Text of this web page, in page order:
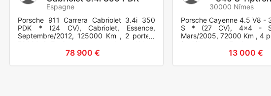
Espagne
Porsche 911 Carrera Cabriolet 3.4i 350
PDK * (24 CV), Cabriolet, Essence,
Septembre/2012, 125000 Km , 2 portes,
78900 €. Equipements et options : Airbag
frontaux, Projecteurs Xéno
78 900 €
30000 Nîmes
Porsche Cayenne 4.5 V8 -
S * (27 CV), 4x4 -
Mars/2005, 72000 Km , 4
à débattre...
ABS, Alarme antivol, Anti
13 000 €